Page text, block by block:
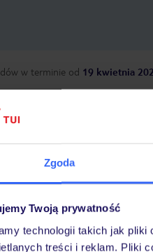
Zgoda
Twoją prywatność
technologii takich jak
treści i reklam. Pliki
w terminie od 19 kwietnia
Największe biuro podróży